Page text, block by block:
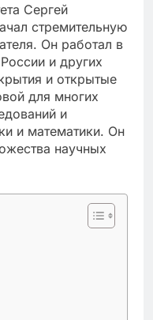
Сергей
стремительную
Он работал в
и других
и открытые
для многих
и
и математики. Он
научных